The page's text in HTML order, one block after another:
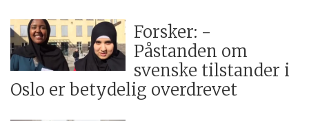
Forsker: -
Påstanden om
svenske tilstander i
Oslo er betydelig overdrevet